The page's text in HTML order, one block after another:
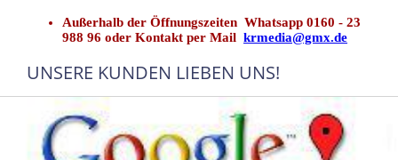
Außerhalb der Öffnungszeiten Whatsapp 0160 - 23
988 96 oder Kontakt per Mail krmedia@gmx.de
UNSERE KUNDEN LIEBEN UNS!